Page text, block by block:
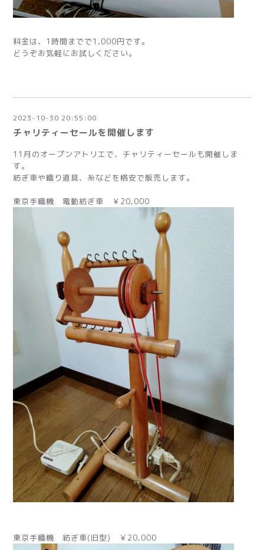
料金は、1時間までで1,000円です。
どうぞお気軽にお試しください。
2023-10-30 20:55:00
チャリティーセールを開催します
11月のオープンアトリエで、チャリティーセールも開催しま
す。
紡ぎ車や織り道具、糸などを格安で販売します。
東京手織機 電動紡ぎ車 ￥20,000
東京手織機 紡ぎ車(旧型) ￥20,000